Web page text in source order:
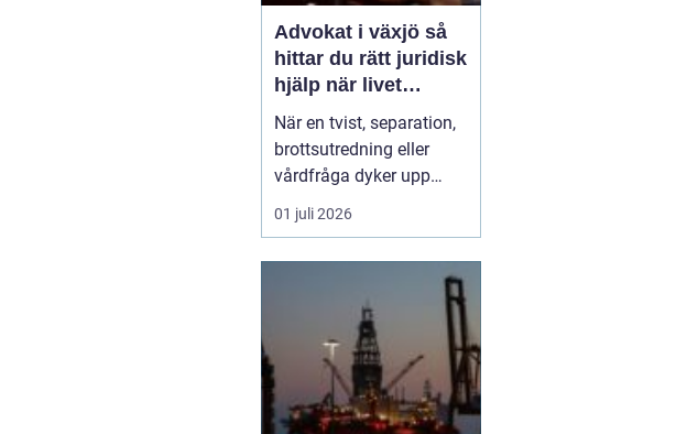
Advokat i växjö så
hittar du rätt juridisk
hjälp när livet
förändras
När en tvist, separation,
brottsutredning eller
vårdfråga dyker upp
hamnar många i en
situation de aldrig
känns ofta svår, språket
krångligt och
konsekvenserna stora.
Då blir en trygg och
engagerad advokat en
avgörande ski...
01 juli 2026